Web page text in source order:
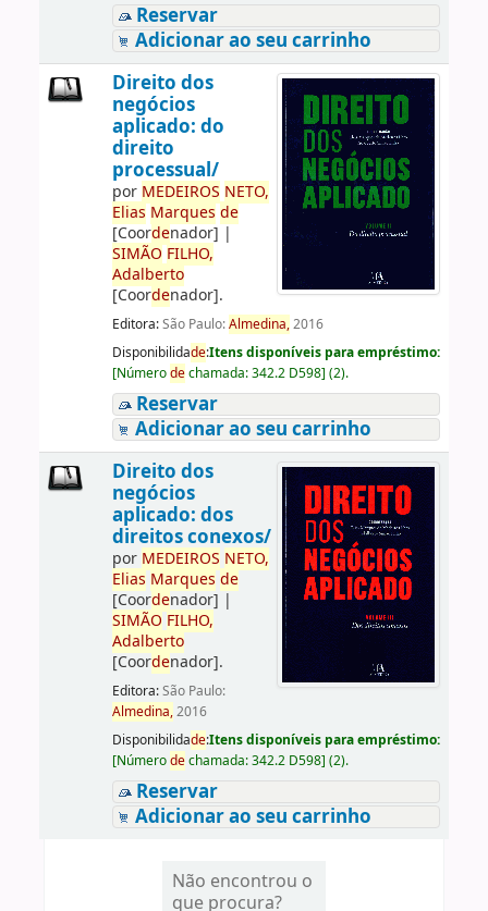
Reservar
Adicionar ao seu carrinho
Direito dos
negócios
aplicado: do
direito
processual/
por MEDEIROS NETO,
Elias Marques de
[Coordenador] |
SIMÃO FILHO,
Adalberto
[Coordenador].
Editora:São Paulo:Almedina,2016
Disponibilidade:Itens disponíveis para empréstimo:
[Númerodechamada:342.2 D598] (2).
Reservar
Adicionar ao seu carrinho
Direito dos
negócios
aplicado: dos
direitos conexos/
por MEDEIROS NETO,
Elias Marques de
[Coordenador] |
SIMÃO FILHO,
Adalberto
[Coordenador].
Editora:São Paulo:
Almedina,2016
Disponibilidade:Itens disponíveis para empréstimo:
[Númerodechamada:342.2 D598] (2).
Reservar
Adicionar ao seu carrinho
Não encontrou o
que procura?